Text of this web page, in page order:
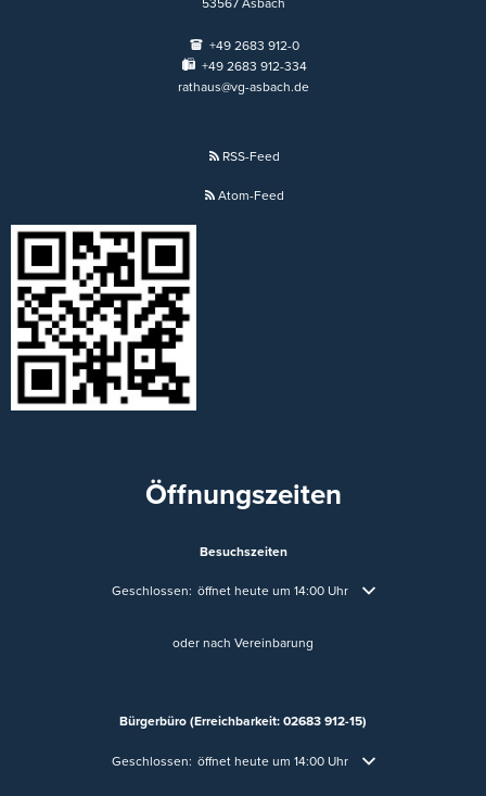
+49 2683 912-0
+49 2683 912-334
rathaus@vg-asbach.de
RSS-Feed
Atom-Feed
Öffnungszeiten
Besuchszeiten
Klicken, um weitere Öffnungs- oder Schließzeiten
Geschlossen: öffnet heute um 14:00 Uhr
oder nach Vereinbarung
Bürgerbüro (Erreichbarkeit: 02683 912-15)
Klicken, um weitere Öffnungs- oder Schließzeiten
Geschlossen: öffnet heute um 14:00 Uhr